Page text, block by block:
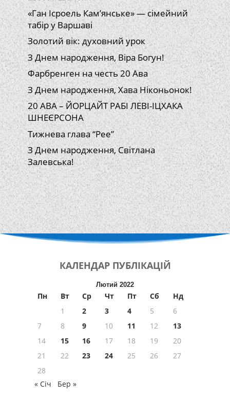
«Ган Ісроель Кам’янське» — сімейний
табір у Варшаві
Золотий вік: духовний урок
З Днем народження, Віра Богун!
Фарбренген на честь 20 Ава
З Днем народження, Хава Ніконьонок!
20 АВА – ЙОРЦАЙТ РАБІ ЛЕВІ-ІЦХАКА
ШНЕЄРСОНА
Тижнева глава “Рее”
З Днем народження, Світлана
Залевська!
КАЛЕНДАР ПУБЛІКАЦІЙ
Лютий 2022
Пн Вт Ср Чт Пт Сб
Нд
1
2 3 4 5
6
7
8 9 10 11 12
13
14
15 16 17 18 19
20
21
22 23 24 25 26
27
28
« Січ
Бер »